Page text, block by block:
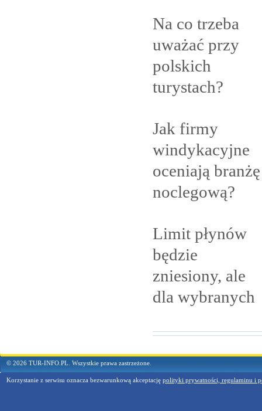
Na co trzeba
uważać przy
polskich
turystach?
Jak firmy
windykacyjne
oceniają branżę
noclegową?
Limit płynów
będzie
zniesiony, ale
dla wybranych
© 2026 TUR-INFO.PL. Wszystkie prawa zastrzeżone.
Korzystanie z serwisu oznacza bezwarunkową akceptację polityki prywatności, regulaminu i